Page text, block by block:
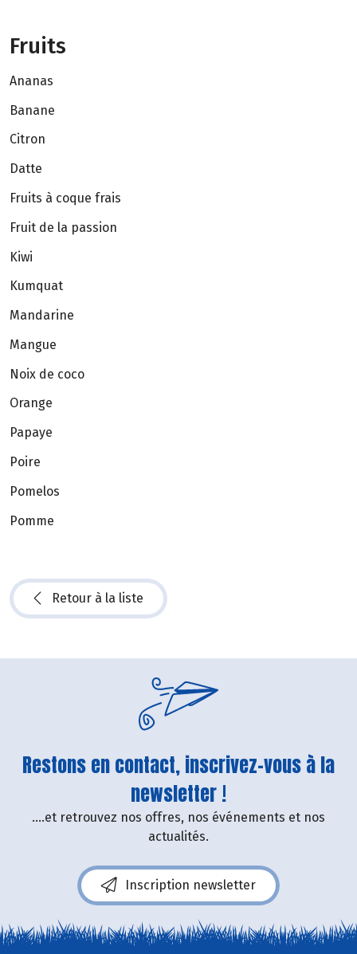
Fruits
Ananas
Banane
Citron
Datte
Fruits à coque frais
Fruit de la passion
Kiwi
Kumquat
Mandarine
Mangue
Noix de coco
Orange
Papaye
Poire
Pomelos
Pomme
Retour à la liste
Restons en contact, inscrivez-vous à la
newsletter !
....et retrouvez nos offres, nos événements et nos
actualités.
Inscription newsletter